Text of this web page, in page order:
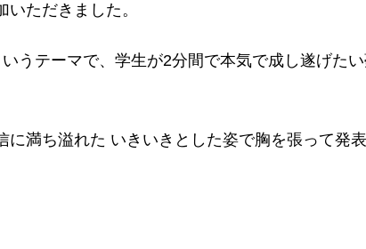
ただきました。
うテーマで、学生が2分間で本気で成し遂げた
満ち溢れた いきいきとした姿で胸を張って発